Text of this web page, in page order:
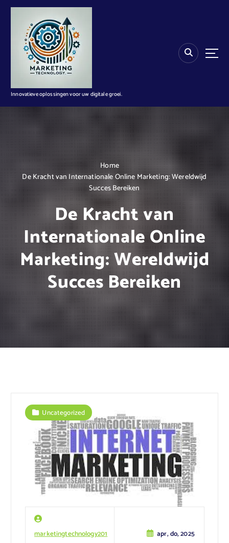
n
Innovatieve oplossingen voor uw digitale groei.
Home
De Kracht van Internationale Online Marketing: Wereldwijd
Succes Bereiken
De Kracht van
Internationale Online
Marketing: Wereldwijd
Succes Bereiken
marketingtechnology201
apr, do, 2025
Uncategorized